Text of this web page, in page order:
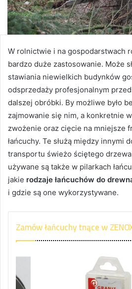
W rolnictwie i na gospodarstwach
bardzo duże zastosowanie. Może
stawiania niewielkich budynków
odsprzedaży profesjonalnym
dalszej obróbki. By możliwe było
zajmowanie się nim, a konkretnie
zwożenie oraz cięcie na mniejsze
łańcuchy. Te służą między innymi
transportu świeżo ściętego
używane są także w pilarkach
jakie rodzaje łańcuchów do
i gdzie są one wykorzystywane.
Zamów łańcuchy tnące w